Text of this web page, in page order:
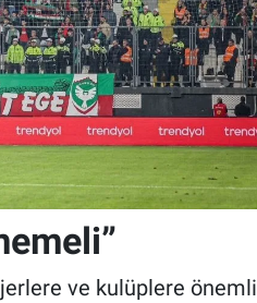
ve kulüplere önemli